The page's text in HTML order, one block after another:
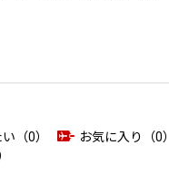
（0） お気に入り（0）